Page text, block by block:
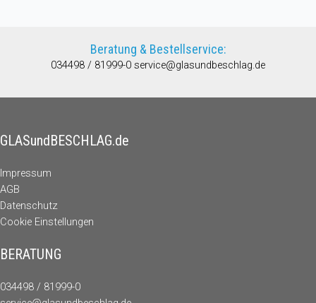
Beratung & Bestellservice:
034498 / 81999-0 service@glasundbeschlag.de
GLASundBESCHLAG.de
Impressum
AGB
Datenschutz
Cookie Einstellungen
BERATUNG
034498 / 81999-0